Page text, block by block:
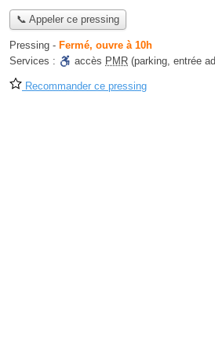
📞 Appeler ce pressing
Pressing - Fermé, ouvre à 10h
Services :
accès PMR (parking, entrée
Recommander ce pressing